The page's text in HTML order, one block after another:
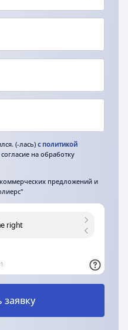
процесса и
продавца
и помощь в
(-лась) с политикой
на обработку
предложений и
заявку